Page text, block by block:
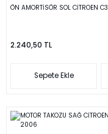
ÖN AMORTİSÖR SOL CİTROEN C3
2.240,50 TL
Sepete Ekle